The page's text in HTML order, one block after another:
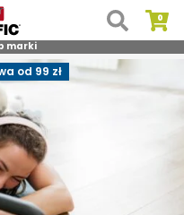
marki
od 99 zł